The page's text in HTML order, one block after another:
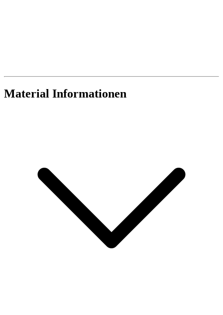
Material Informationen